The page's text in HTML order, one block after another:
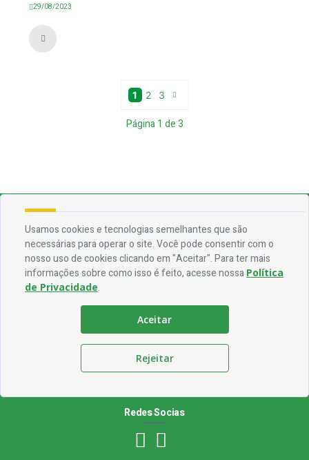
29/08/2023
1 2 3
Página1 de3
Endereço
Rua Francisca Claudino Fernandes, 01 - Centro - CEP 58.928-000
Telefone:(83) 3563-1075
ouvidoria@jocaclaudino.pb.gov.br
Horário De Funcionamento
Redes Socias
Usamos cookies e tecnologias semelhantes que são
necessárias para operar o site. Você pode consentir com o
nosso uso de cookies clicando em "Aceitar". Para ter mais
informações sobre como isso é feito, acesse nossa Política
de Privacidade.
Aceitar
Rejeitar